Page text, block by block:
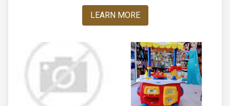
LEARN MORE